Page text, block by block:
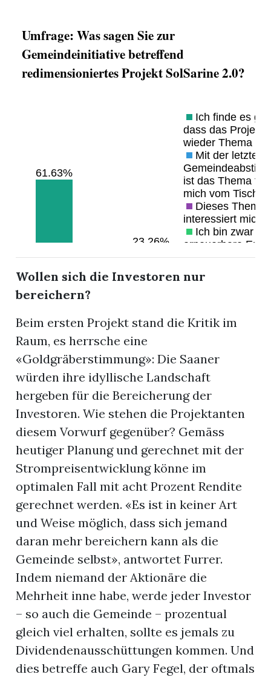
Wollen sich die Investoren nur
bereichern?
Beim ersten Projekt stand die Kritik im
Raum, es herrsche eine
«Goldgräberstimmung»: Die Saaner
würden ihre idyllische Landschaft
hergeben für die Bereicherung der
Investoren. Wie stehen die Projektanten
diesem Vorwurf gegenüber? Gemäss
heutiger Planung und gerechnet mit der
Strompreisentwicklung könne im
optimalen Fall mit acht Prozent Rendite
gerechnet werden. «Es ist in keiner Art
und Weise möglich, dass sich jemand
daran mehr bereichern kann als die
Gemeinde selbst», antwortet Furrer.
Indem niemand der Aktionäre die
Mehrheit inne habe, werde jeder Investor
– so auch die Gemeinde – prozentual
gleich viel erhalten, sollte es jemals zu
Dividendenausschüttungen kommen. Und
dies betreffe auch Gary Fegel, der oftmals